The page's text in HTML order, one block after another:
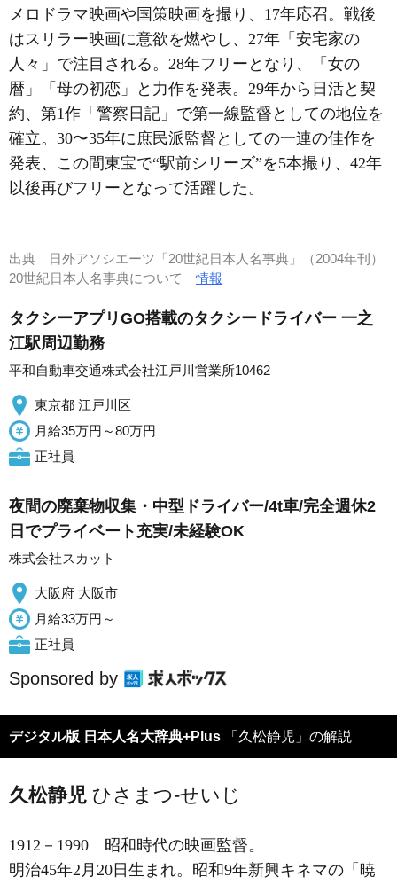
メロドラマ映画や国策映画を撮り、17年応召。戦後
はスリラー映画に意欲を燃やし、27年「安宅家の
人々」で注目される。28年フリーとなり、「女の
暦」「母の初恋」と力作を発表。29年から日活と契
約、第1作「警察日記」で第一線監督としての地位を
確立。30〜35年に庶民派監督としての一連の佳作を
発表、この間東宝で“駅前シリーズ”を5本撮り、42年
以後再びフリーとなって活躍した。
出典
日外アソシエーツ「20世紀日本人名事典」（2004年刊）
20世紀日本人名事典について情報
タクシーアプリGO搭載のタクシードライバー 一之
江駅周辺勤務
平和自動車交通株式会社江戸川営業所10462
東京都 江戸川区
月給35万円～80万円
正社員
夜間の廃棄物収集・中型ドライバー/4t車/完全週休2
日でプライベート充実/未経験OK
株式会社スカット
大阪府 大阪市
月給33万円～
正社員
Sponsored by
デジタル版 日本人名大辞典+Plus 「久松静児」の解説
久松静児 ひさまつ-せいじ
1912－1990 昭和時代の映画監督。
明治45年2月20日生まれ。昭和9年新興キネマの「暁